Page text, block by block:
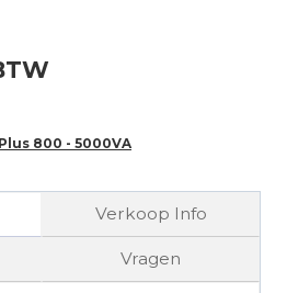
800 - 5000VA
Verkoop Info
Vragen